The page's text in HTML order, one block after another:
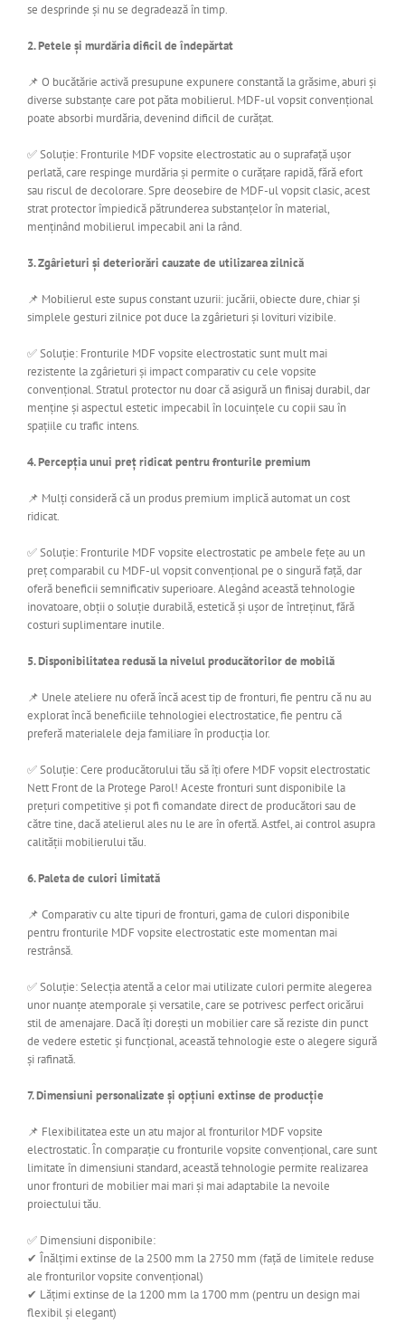
se desprinde și nu se degradează în timp.
2. Petele și murdăria dificil de îndepărtat
📌 O bucătărie activă presupune expunere constantă la grăsime, aburi și
diverse substanțe care pot păta mobilierul. MDF-ul vopsit convențional
poate absorbi murdăria, devenind dificil de curățat.
✅ Soluție: Fronturile MDF vopsite electrostatic au o suprafață ușor
perlată, care respinge murdăria și permite o curățare rapidă, fără efort
sau riscul de decolorare. Spre deosebire de MDF-ul vopsit clasic, acest
strat protector împiedică pătrunderea substanțelor în material,
menținând mobilierul impecabil ani la rând.
3. Zgârieturi și deteriorări cauzate de utilizarea zilnică
📌 Mobilierul este supus constant uzurii: jucării, obiecte dure, chiar și
simplele gesturi zilnice pot duce la zgârieturi și lovituri vizibile.
✅ Soluție: Fronturile MDF vopsite electrostatic sunt mult mai
rezistente la zgârieturi și impact comparativ cu cele vopsite
convențional. Stratul protector nu doar că asigură un finisaj durabil, dar
menține și aspectul estetic impecabil în locuințele cu copii sau în
spațiile cu trafic intens.
4. Percepția unui preț ridicat pentru fronturile premium
📌 Mulți consideră că un produs premium implică automat un cost
ridicat.
✅ Soluție: Fronturile MDF vopsite electrostatic pe ambele fețe au un
preț comparabil cu MDF-ul vopsit convențional pe o singură față, dar
oferă beneficii semnificativ superioare. Alegând această tehnologie
inovatoare, obții o soluție durabilă, estetică și ușor de întreținut, fără
costuri suplimentare inutile.
5. Disponibilitatea redusă la nivelul producătorilor de mobilă
📌 Unele ateliere nu oferă încă acest tip de fronturi, fie pentru că nu au
explorat încă beneficiile tehnologiei electrostatice, fie pentru că
preferă materialele deja familiare în producția lor.
✅ Soluție: Cere producătorului tău să îți ofere MDF vopsit electrostatic
Nett Front de la Protege Parol! Aceste fronturi sunt disponibile la
prețuri competitive și pot fi comandate direct de producători sau de
către tine, dacă atelierul ales nu le are în ofertă. Astfel, ai control asupra
calității mobilierului tău.
6. Paleta de culori limitată
📌 Comparativ cu alte tipuri de fronturi, gama de culori disponibile
pentru fronturile MDF vopsite electrostatic este momentan mai
restrânsă.
✅ Soluție: Selecția atentă a celor mai utilizate culori permite alegerea
unor nuanțe atemporale și versatile, care se potrivesc perfect oricărui
stil de amenajare. Dacă îți dorești un mobilier care să reziste din punct
de vedere estetic și funcțional, această tehnologie este o alegere sigură
și rafinată.
7. Dimensiuni personalizate și opțiuni extinse de producție
📌 Flexibilitatea este un atu major al fronturilor MDF vopsite
electrostatic. În comparație cu fronturile vopsite convențional, care sunt
limitate în dimensiuni standard, această tehnologie permite realizarea
unor fronturi de mobilier mai mari și mai adaptabile la nevoile
proiectului tău.
✅ Dimensiuni disponibile:
✔ Înălțimi extinse de la 2500 mm la 2750 mm (față de limitele reduse
ale fronturilor vopsite convențional)
✔ Lățimi extinse de la 1200 mm la 1700 mm (pentru un design mai
flexibil și elegant)